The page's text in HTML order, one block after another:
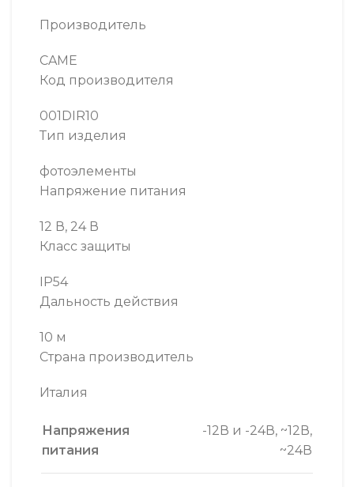
Производитель
CAME
Код производителя
001DIR10
Тип изделия
фотоэлементы
Напряжение питания
12 В, 24 В
Класс защиты
IP54
Дальность действия
10 м
Страна производитель
Италия
Напряжения
питания
-12В и -24В, ~12В,
~24В